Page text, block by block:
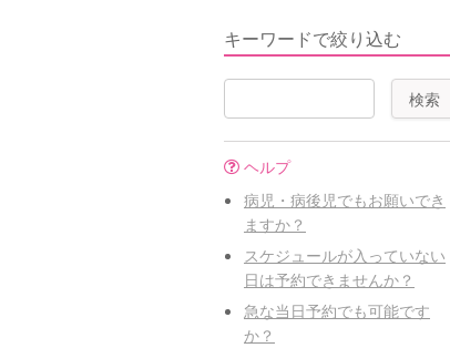
キーワードで絞り込む
ヘルプ
病児・病後児でもお願いでき
ますか？
スケジュールが入っていない
日は予約できませんか？
急な当日予約でも可能です
か？